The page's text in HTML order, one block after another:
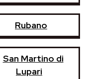
Rubano
San Martino di
Lupari